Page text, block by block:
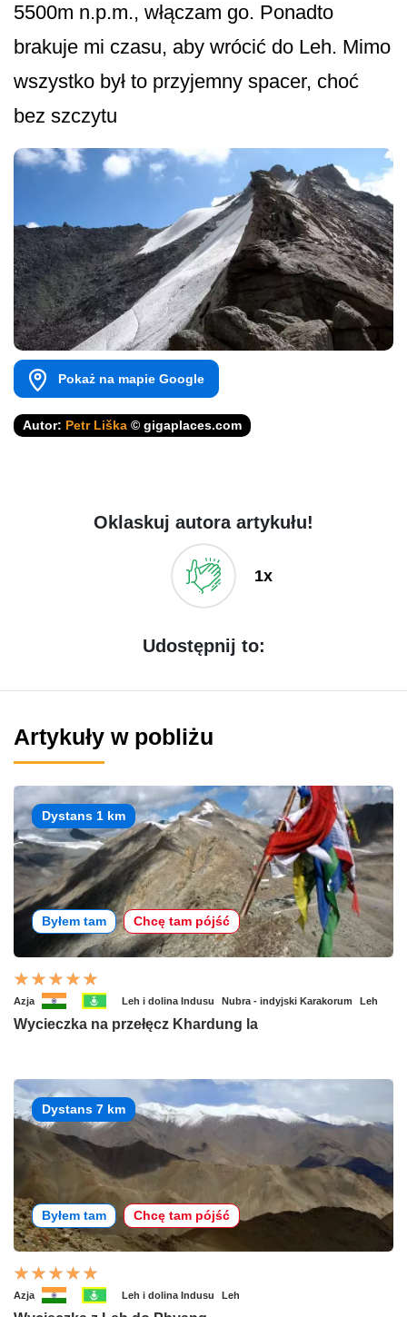
5500m n.p.m., włączam go. Ponadto
brakuje mi czasu, aby wrócić do Leh. Mimo
wszystko był to przyjemny spacer, choć
bez szczytu
Pokaż na mapie Google
Autor: Petr Liška © gigaplaces.com
Oklaskuj autora artykułu!
1x
Udostępnij to:
Artykuły w pobliżu
Dystans 1 km
Byłem tam Chcę tam pójść
Azja Leh i dolina Indusu Nubra - indyjski Karakorum Leh
Wycieczka na przełęcz Khardung la
Dystans 7 km
Byłem tam Chcę tam pójść
Azja Leh i dolina Indusu Leh